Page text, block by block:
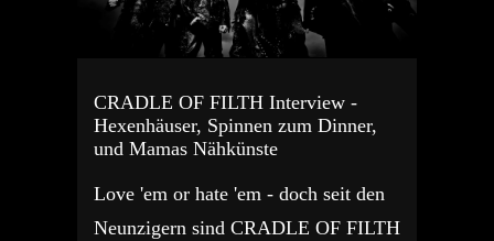
CRADLE OF FILTH Interview -
Hexenhäuser, Spinnen zum Dinner,
und Mamas Nähkünste
Love 'em or hate 'em - doch seit den
Neunzigern sind CRADLE OF FILTH